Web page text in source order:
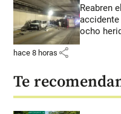
Reabren
ocho
hace 8 horas share
Te